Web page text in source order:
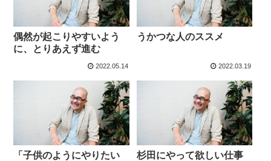
偶然が起こりやすいよう
に、とりあえず進む
2022.05.14
うかつな人のススメ
2022.03.19
「子供のようにやりたい
杉田にやって欲しい仕事